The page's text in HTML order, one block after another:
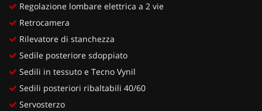
Regolazione lombare elettrica a 2 vie
Retrocamera
Rilevatore di stanchezza
Sedile posteriore sdoppiato
Sedili in tessuto e Tecno Vynil
Sedili posteriori ribaltabili 40/60
Servosterzo